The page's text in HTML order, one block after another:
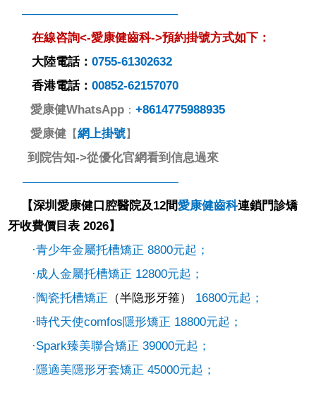
—————————————
在線咨詢<-愛康健齒科->預約掛號方式如下：
大陸電話：0755-61302632
香港電話：00852-62157070
愛康健WhatsApp ：+8614775988935
愛康健 【網上掛號】
到院告知->從優化官網看到信息過來
—————————————
【深圳愛康健口腔醫院及12間愛康健齒科連鎖門診矯
牙收費價目表 2026】
·青少年金屬托槽矯正 8800元起；
·成人金屬托槽矯正 12800元起；
·陶瓷托槽矯正 （半隐形牙箍）
16800元起；
·時代天使comfos隱形矯正 18800元起；
·Spark臻美聯合矯正 39000元起；
·隱適美隱形牙套矯正 45000元起；